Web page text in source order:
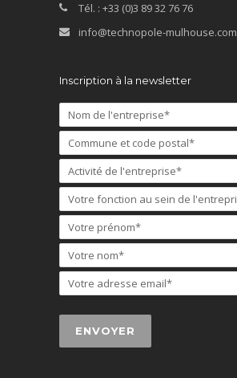
Tél. : +33 (0)3 89 32 76 76
info@technopole-mulhouse.com
Inscription à la newsletter